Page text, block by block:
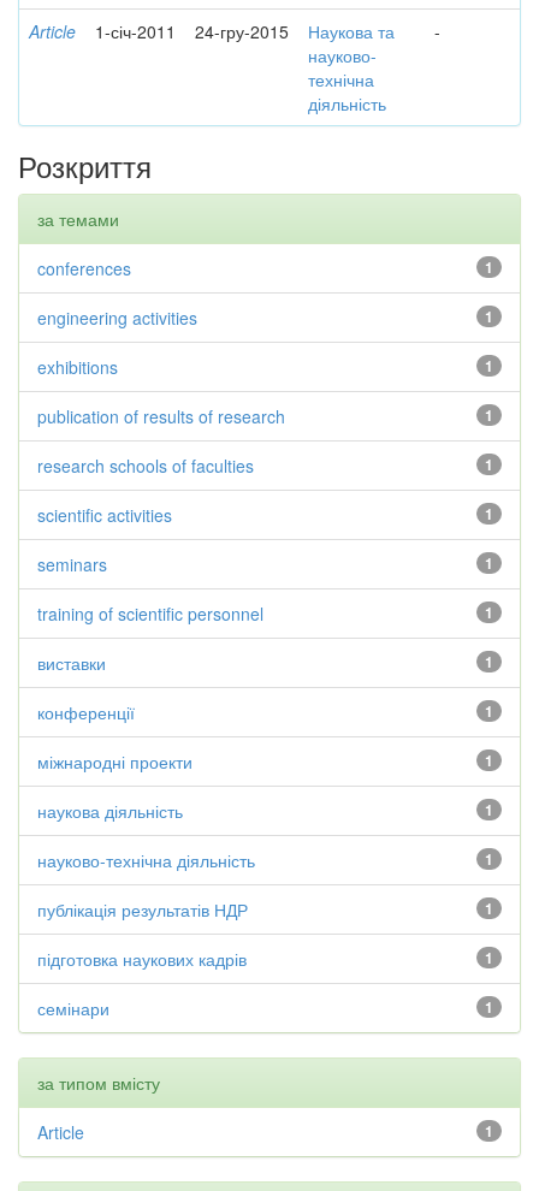
Article 1-січ-2011 24-гру-2015
Наукова та
науково-
технічна
діяльність
-
Розкриття
за темами
1
conferences
1
engineering activities
1
exhibitions
1
publication of results of research
1
research schools of faculties
1
scientific activities
1
seminars
1
training of scientific personnel
1
виставки
1
конференції
1
міжнародні проекти
1
наукова діяльність
1
науково-технічна діяльність
1
публікація результатів НДР
1
підготовка наукових кадрів
1
семінари
за типом вмісту
1
Article